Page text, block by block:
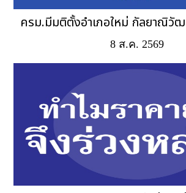
ครม.มีมติตั้งอำเภอใหม่ กัลยาณิวัฒ
8 ส.ค. 2569